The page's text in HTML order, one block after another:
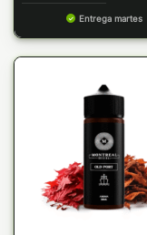
Entrega martes